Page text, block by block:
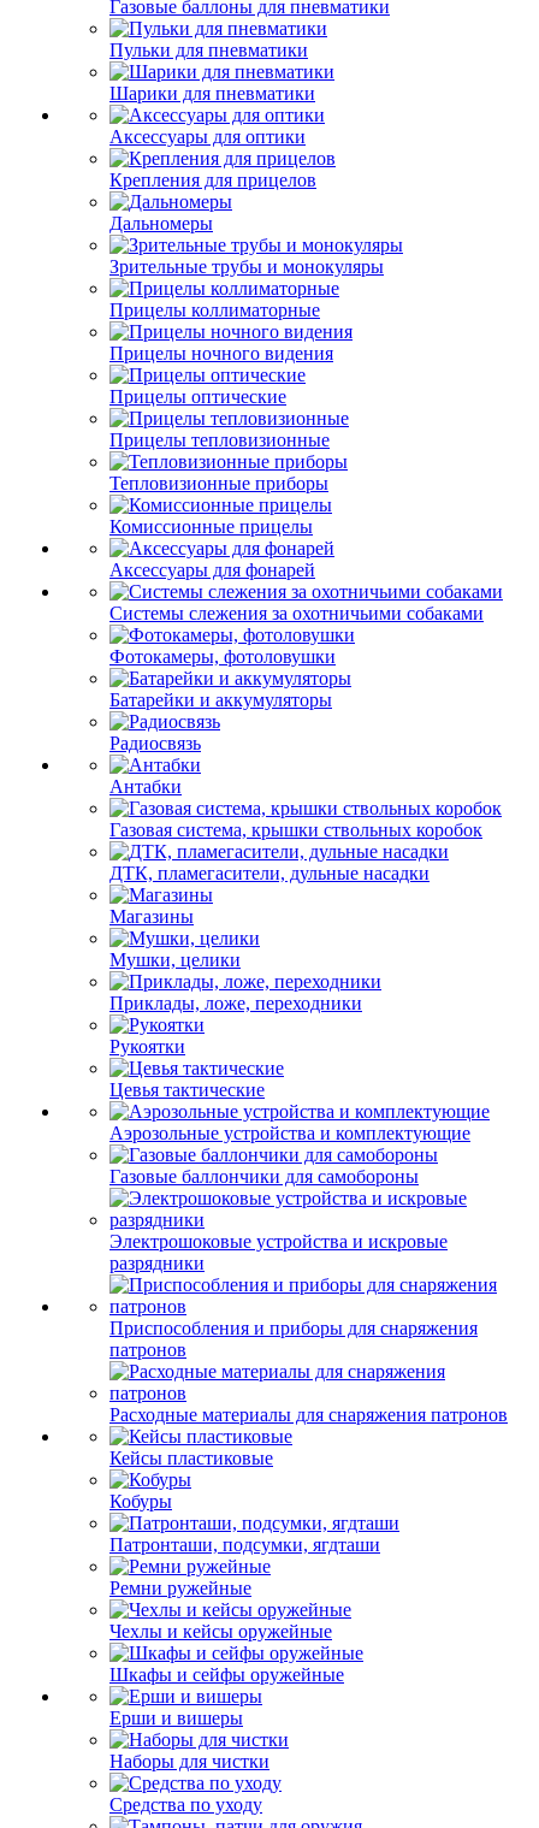
Газовые баллоны для пневматики
Пульки для пневматики
Шарики для пневматики
Аксессуары для оптики
Крепления для прицелов
Дальномеры
Зрительные трубы и монокуляры
Прицелы коллиматорные
Прицелы ночного видения
Прицелы оптические
Прицелы тепловизионные
Тепловизионные приборы
Комиссионные прицелы
Аксессуары для фонарей
Системы слежения за охотничьими собаками
Фотокамеры, фотоловушки
Батарейки и аккумуляторы
Радиосвязь
Антабки
Газовая система, крышки ствольных коробок
ДТК, пламегасители, дульные насадки
Магазины
Мушки, целики
Приклады, ложе, переходники
Рукоятки
Цевья тактические
Аэрозольные устройства и комплектующие
Газовые баллончики для самобороны
Электрошоковые устройства и искровые
разрядники
Приспособления и приборы для снаряжения
патронов
Расходные материалы для снаряжения патронов
Кейсы пластиковые
Кобуры
Патронташи, подсумки, ягдташи
Ремни ружейные
Чехлы и кейсы оружейные
Шкафы и сейфы оружейные
Ерши и вишеры
Наборы для чистки
Средства по уходу